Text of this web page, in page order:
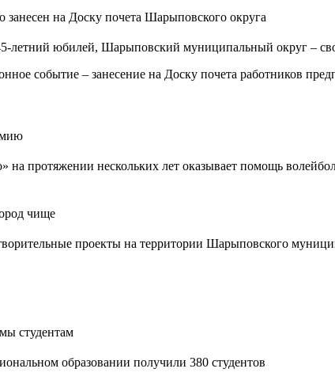
на Доску почета Шарыповского округа
летний юбилей, Шарыповский муниципальный округ –
событие – занесение на Доску почета работников
протяжении нескольких лет оказывает помощь
чище
проекты на территории Шарыповского
студентам
образовании получили 380 студентов